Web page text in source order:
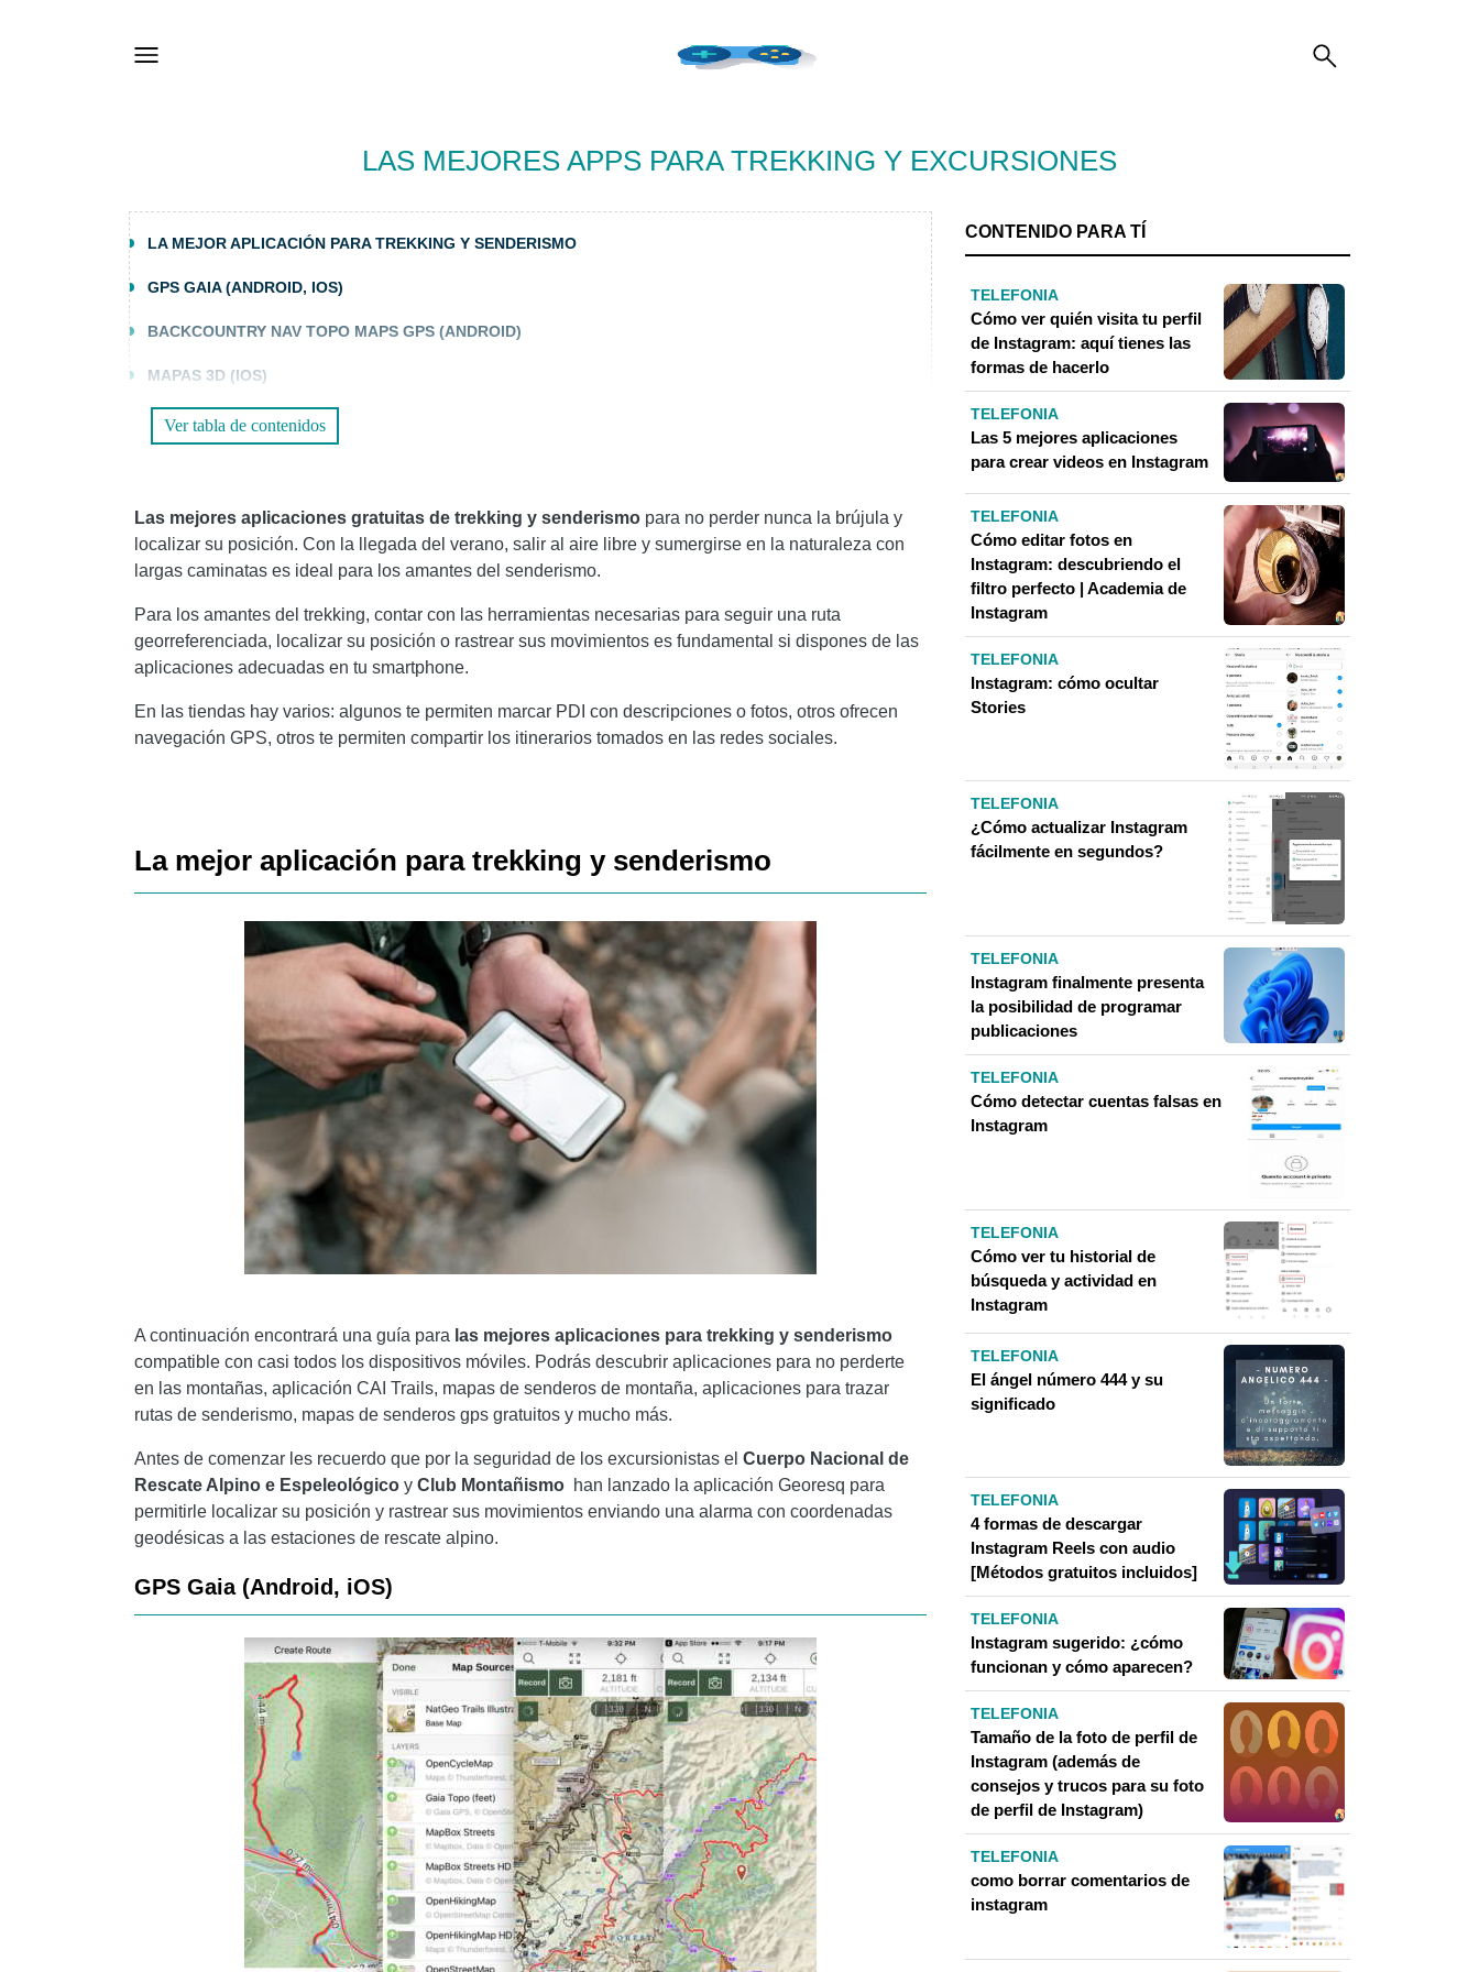
LAS MEJORES APPS PARA TREKKING Y EXCURSIONES
LA MEJOR APLICACIÓN PARA TREKKING Y SENDERISMO
GPS GAIA (ANDROID, IOS)
BACKCOUNTRY NAV TOPO MAPS GPS (ANDROID)
MAPAS 3D (IOS)
Ver tabla de contenidos
Las mejores aplicaciones gratuitas de trekking y senderismo para no perder nunca la brújula y
localizar su posición. Con la llegada del verano, salir al aire libre y sumergirse en la naturaleza con
largas caminatas es ideal para los amantes del senderismo.
Para los amantes del trekking, contar con las herramientas necesarias para seguir una ruta
georreferenciada, localizar su posición o rastrear sus movimientos es fundamental si dispones de las
aplicaciones adecuadas en tu smartphone.
En las tiendas hay varios: algunos te permiten marcar PDI con descripciones o fotos, otros ofrecen
navegación GPS, otros te permiten compartir los itinerarios tomados en las redes sociales.
La mejor aplicación para trekking y senderismo
A continuación encontrará una guía para las mejores aplicaciones para trekking y senderismo
compatible con casi todos los dispositivos móviles. Podrás descubrir aplicaciones para no perderte
en las montañas, aplicación CAI Trails, mapas de senderos de montaña, aplicaciones para trazar
rutas de senderismo, mapas de senderos gps gratuitos y mucho más.
Antes de comenzar les recuerdo que por la seguridad de los excursionistas el Cuerpo Nacional de
Rescate Alpino e Espeleológico y Club Montañismo han lanzado la aplicación Georesq para
permitirle localizar su posición y rastrear sus movimientos enviando una alarma con coordenadas
geodésicas a las estaciones de rescate alpino.
GPS Gaia (Android, iOS)
CONTENIDO PARA TÍ
TELEFONIA
Cómo ver quién visita tu perfil
de Instagram: aquí tienes las
formas de hacerlo
TELEFONIA
Las 5 mejores aplicaciones
para crear videos en Instagram
TELEFONIA
Cómo editar fotos en
Instagram: descubriendo el
filtro perfecto | Academia de
Instagram
TELEFONIA
Instagram: cómo ocultar
Stories
TELEFONIA
¿Cómo actualizar Instagram
fácilmente en segundos?
TELEFONIA
Instagram finalmente presenta
la posibilidad de programar
publicaciones
TELEFONIA
Cómo detectar cuentas falsas en
Instagram
TELEFONIA
Cómo ver tu historial de
búsqueda y actividad en
Instagram
TELEFONIA
El ángel número 444 y su
significado
TELEFONIA
4 formas de descargar
Instagram Reels con audio
[Métodos gratuitos incluidos]
TELEFONIA
Instagram sugerido: ¿cómo
funcionan y cómo aparecen?
TELEFONIA
Tamaño de la foto de perfil de
Instagram (además de
consejos y trucos para su foto
de perfil de Instagram)
TELEFONIA
como borrar comentarios de
instagram